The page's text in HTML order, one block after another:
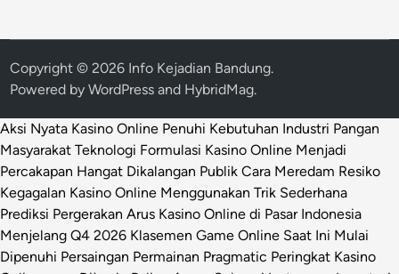
Copyright © 2026 Info Kejadian Bandung.
Powered byWordPress and HybridMag.
Aksi Nyata Kasino Online Penuhi Kebutuhan Industri Pangan
Masyarakat Teknologi Formulasi Kasino Online Menjadi
Percakapan Hangat Dikalangan Publik Cara Meredam Resiko
Kegagalan Kasino Online Menggunakan Trik Sederhana
Prediksi Pergerakan Arus Kasino Online di Pasar Indonesia
Menjelang Q4 2026 Klasemen Game Online Saat Ini Mulai
Dipenuhi Persaingan Permainan Pragmatic Peringkat Kasino